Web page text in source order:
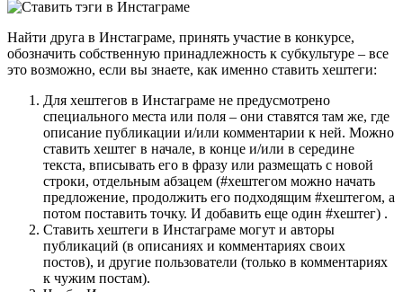
Найти друга в Инстаграме, принять участие в конкурсе,
обозначить собственную принадлежность к субкультуре – все
это возможно, если вы знаете, как именно ставить хештеги:
Для хештегов в Инстаграме не предусмотрено
специального места или поля – они ставятся там же, где
описание публикации и/или комментарии к ней. Можно
ставить хештег в начале, в конце и/или в середине
текста, вписывать его в фразу или размещать с новой
строки, отдельным абзацем (#хештегом можно начать
предложение, продолжить его подходящим #хештегом, а
потом поставить точку. И добавить еще один #хештег) .
Ставить хештеги в Инстаграме могут и авторы
публикаций (в описаниях и комментариях своих
постов), и другие пользователи (только в комментариях
к чужим постам).